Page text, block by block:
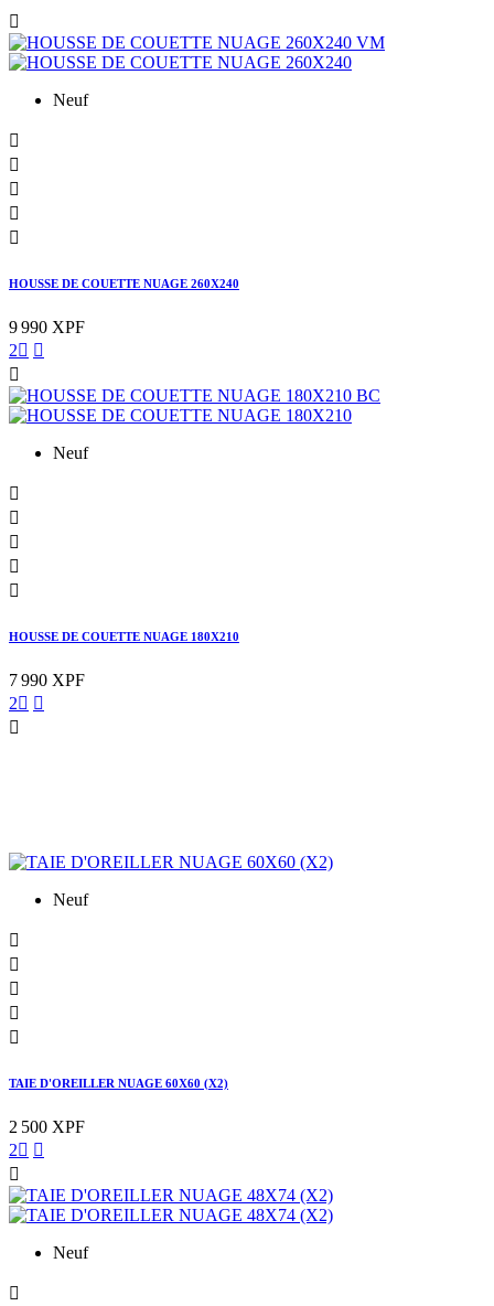

Neuf





HOUSSE DE COUETTE NUAGE 260X240
9 990 XPF
2 

Neuf





HOUSSE DE COUETTE NUAGE 180X210
7 990 XPF
2 

Neuf





TAIE D'OREILLER NUAGE 60X60 (X2)
2 500 XPF
2 

Neuf
